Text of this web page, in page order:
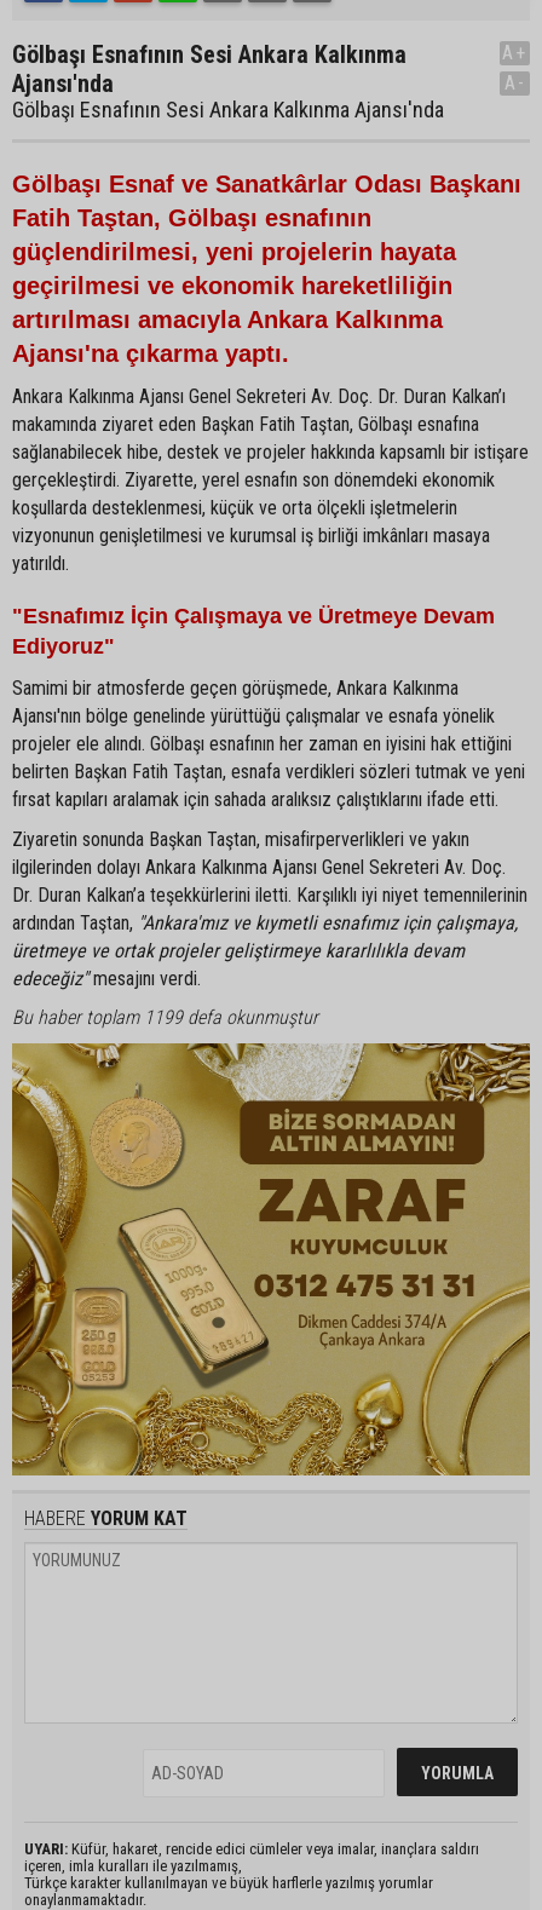
Gölbaşı Esnafının Sesi Ankara Kalkınma
Ajansı'nda
Gölbaşı Esnafının Sesi Ankara Kalkınma Ajansı'nda
A+
A-
Gölbaşı Esnaf ve Sanatkârlar Odası Başkanı
Fatih Taştan, Gölbaşı esnafının
güçlendirilmesi, yeni projelerin hayata
geçirilmesi ve ekonomik hareketliliğin
artırılması amacıyla Ankara Kalkınma
Ajansı'na çıkarma yaptı.
Ankara Kalkınma Ajansı Genel Sekreteri Av. Doç. Dr. Duran Kalkan’ı
makamında ziyaret eden Başkan Fatih Taştan, Gölbaşı esnafına
sağlanabilecek hibe, destek ve projeler hakkında kapsamlı bir istişare
gerçekleştirdi. Ziyarette, yerel esnafın son dönemdeki ekonomik
koşullarda desteklenmesi, küçük ve orta ölçekli işletmelerin
vizyonunun genişletilmesi ve kurumsal iş birliği imkânları masaya
yatırıldı.
"Esnafımız İçin Çalışmaya ve Üretmeye Devam
Ediyoruz"
Samimi bir atmosferde geçen görüşmede, Ankara Kalkınma
Ajansı'nın bölge genelinde yürüttüğü çalışmalar ve esnafa yönelik
projeler ele alındı. Gölbaşı esnafının her zaman en iyisini hak ettiğini
belirten Başkan Fatih Taştan, esnafa verdikleri sözleri tutmak ve yeni
fırsat kapıları aralamak için sahada aralıksız çalıştıklarını ifade etti.
Ziyaretin sonunda Başkan Taştan, misafirperverlikleri ve yakın
ilgilerinden dolayı Ankara Kalkınma Ajansı Genel Sekreteri Av. Doç.
Dr. Duran Kalkan’a teşekkürlerini iletti. Karşılıklı iyi niyet temennilerinin
ardından Taştan, "Ankara'mız ve kıymetli esnafımız için çalışmaya,
üretmeye ve ortak projeler geliştirmeye kararlılıkla devam
edeceğiz"mesajını verdi.
Bu haber toplam 1199 defa okunmuştur
HABERE YORUM KAT
UYARI: Küfür, hakaret, rencide edici cümleler veya imalar, inançlara saldırı
içeren, imla kuralları ile yazılmamış,
Türkçe karakter kullanılmayan ve büyük harflerle yazılmış yorumlar
onaylanmamaktadır.